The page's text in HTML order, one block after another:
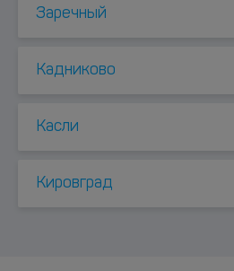
Заречный
Кадниково
Касли
Кировград